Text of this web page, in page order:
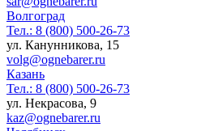
Волгоград
Тел.: 8 (800) 500-26-73
ул. Канунникова, 15
volg@ognebarer.ru
Казань
Тел.: 8 (800) 500-26-73
ул. Некрасова, 9
kaz@ognebarer.ru